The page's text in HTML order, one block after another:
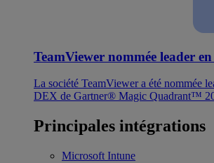
TeamViewer nommée leader
La société TeamViewer a été nommée
DEX de Gartner® Magic Quadrant™
Principales intégrations
Microsoft Intune